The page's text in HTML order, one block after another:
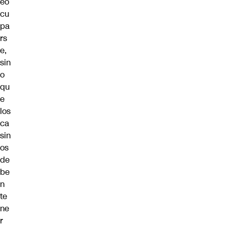
cu
pa
rs
e,
sin
o
qu
e
los
ca
sin
os
de
be
n
te
ne
r